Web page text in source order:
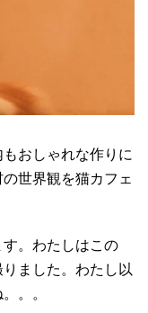
おしゃれな作りに
世界観を猫カフェ
。わたしはこの
ました。わたし以
。。